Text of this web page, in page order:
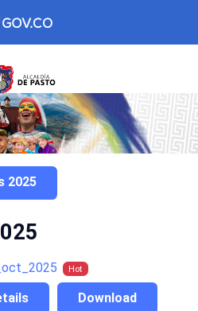
2025
Hot
Download